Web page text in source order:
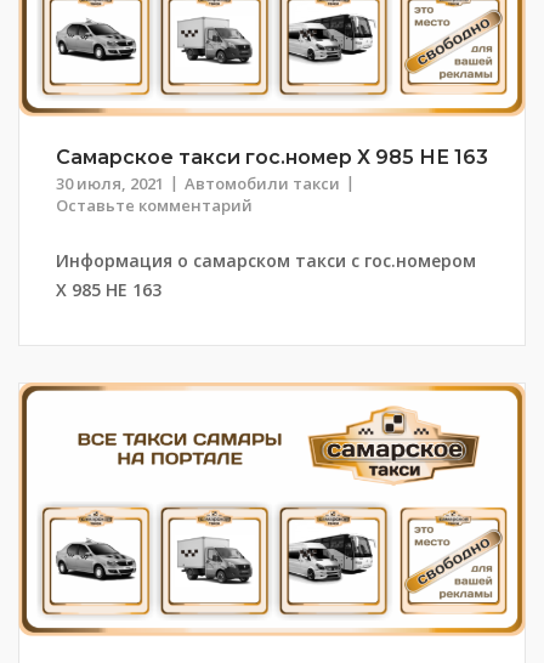
Самарское такси гос.номер Х 985 НЕ 163
30 июля, 2021
Автомобили такси
Оставьте комментарий
Информация о самарском такси с гос.номером
Х 985 НЕ 163